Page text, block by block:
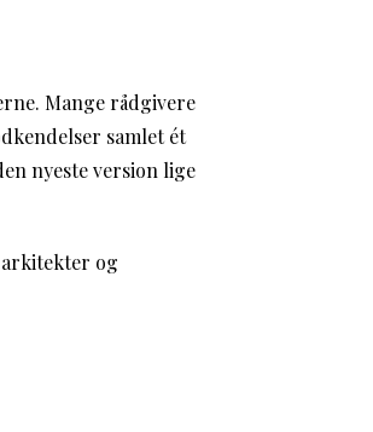
Mange rådgivere
samlet ét
nyeste version lige
og